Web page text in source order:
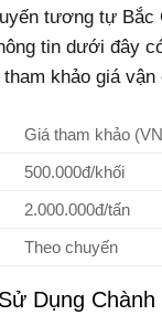
tương tự
tin dưới đây
khảo giá vận
Giá tham khảo
500.000đ/khối
2.000.000đ/tấn
Theo chuyến
Dụng Chành